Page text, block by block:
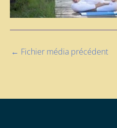
← Fichier média précédent